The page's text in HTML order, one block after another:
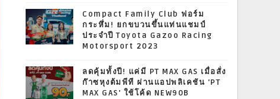
Compact Family Club ฟอร์ม
กระหึ่ม! ยกขบวนขึ้นแท่นแชมป์
ประจำปี Toyota Gazoo Racing
Motorsport 2023
ลดคุ้มทั้งปี! แค่มี PT MAX GAS เมื่อสั่ง
ก๊าซหุงต้มพีที ผ่านแอปพลิเคชัน 'PT
MAX GAS' ใช้โค้ด NEW90B